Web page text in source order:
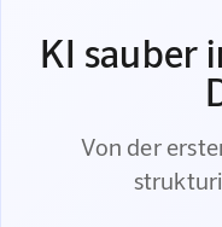
KI sauber
Von der